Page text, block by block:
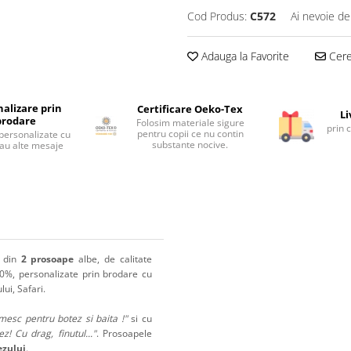
Cod Produs: C572 Ai nevoie
Adauga la Favorite
prin
cu
alte mesaje
Certificare Oeko-Tex
Folosim materiale sigure
pentru copii ce nu contin
substante nocive.
prin
2 prosoape albe, de calitate
personalizate prin brodare cu
Safari.
pentru botez si baita !"si cu
Cu drag, finutul...". Prosoapele
.